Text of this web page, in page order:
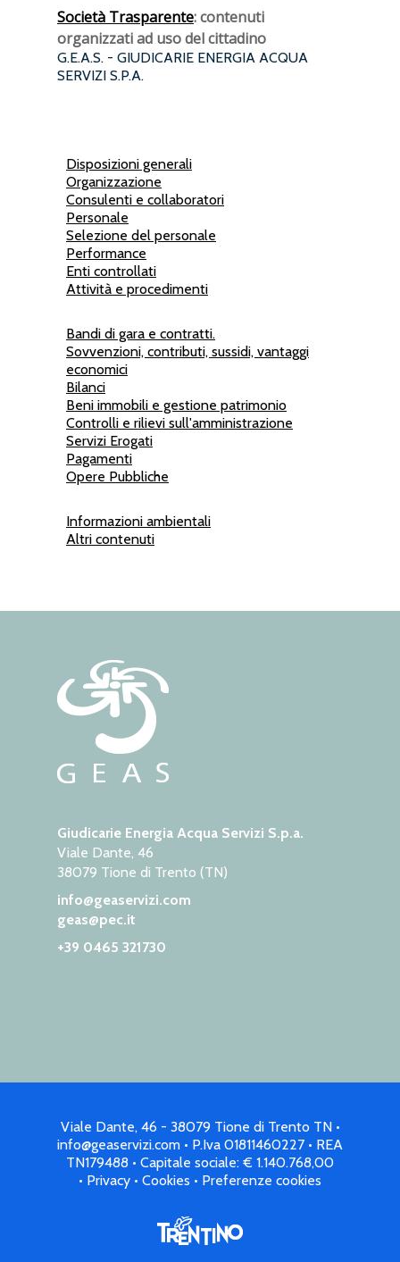
Società Trasparente: contenuti
organizzati ad uso del cittadino
G.E.A.S. - GIUDICARIE ENERGIA ACQUA
SERVIZI S.P.A.
Disposizioni generali
Organizzazione
Consulenti e collaboratori
Personale
Selezione del personale
Performance
Enti controllati
Attività e procedimenti
Bandi di gara e contratti.
Sovvenzioni, contributi, sussidi, vantaggi
economici
Bilanci
Beni immobili e gestione patrimonio
Controlli e rilievi sull'amministrazione
Servizi Erogati
Pagamenti
Opere Pubbliche
Informazioni ambientali
Altri contenuti
Giudicarie Energia Acqua Servizi S.p.a.
Viale Dante, 46
38079 Tione di Trento (TN)
info@geaservizi.com
geas@pec.it
+39 0465 321730
Viale Dante, 46 - 38079 Tione di Trento TN •
info@geaservizi.com • P.Iva 01811460227 • REA
TN179488 • Capitale sociale: € 1.140.768,00
• Privacy • Cookies • Preferenze cookies